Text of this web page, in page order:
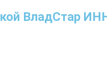
ВладСтар